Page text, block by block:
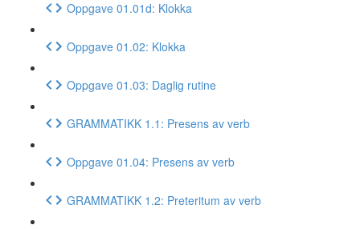
Oppgave 01.01d: Klokka
Oppgave 01.02: Klokka
Oppgave 01.03: Daglig rutine
GRAMMATIKK 1.1: Presens av verb
Oppgave 01.04: Presens av verb
GRAMMATIKK 1.2: Preteritum av verb